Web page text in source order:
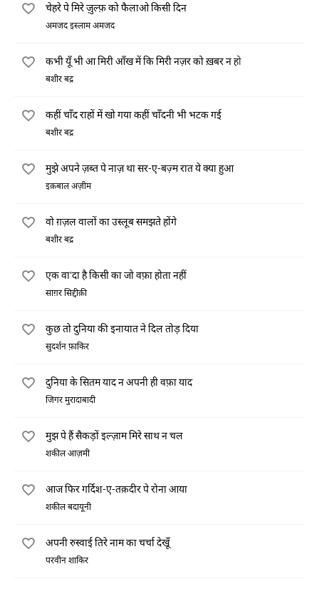
चेहरे पे मिरे ज़ुल्फ़ को फैलाओ किसी दिन
अमजद इस्लाम अमजद
कभी यूँ भी आ मिरी आँख में कि मिरी नज़र को ख़बर न हो
बशीर बद्र
कहीं चाँद राहों में खो गया कहीं चाँदनी भी भटक गई
बशीर बद्र
मुझे अपने ज़ब्त पे नाज़ था सर-ए-बज़्म रात ये क्या हुआ
इक़बाल अज़ीम
वो ग़ज़ल वालों का उस्लूब समझते होंगे
बशीर बद्र
एक वा'दा है किसी का जो वफ़ा होता नहीं
साग़र सिद्दीक़ी
कुछ तो दुनिया की इनायात ने दिल तोड़ दिया
सुदर्शन फ़ाकिर
दुनिया के सितम याद न अपनी ही वफ़ा याद
जिगर मुरादाबादी
मुझ पे हैं सैकड़ों इल्ज़ाम मिरे साथ न चल
शकील आज़मी
आज फिर गर्दिश-ए-तक़दीर पे रोना आया
शकील बदायूनी
अपनी रुस्वाई तिरे नाम का चर्चा देखूँ
परवीन शाकिर